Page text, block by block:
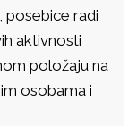
posebice radi
aktivnosti
položaju na
osobama i